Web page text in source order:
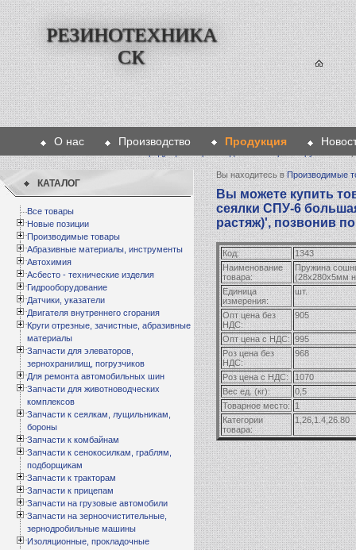
РЕЗИНОТЕХНИКА
СК
О нас Производство Продукция
КАТАЛОГ
Все товары
Новые позиции
Производимые товары
Абразивные материалы, инструменты
Автохимия
Асбесто - технические изделия
Гидрооборудование
Датчики, указатели
Двигателя внутреннего сгорания
Круги отрезные, зачистные, абразивные
материалы
Запчасти для элеваторов,
зернохранилищ, погрузчиков
Для ремонта автомобильных шин
Запчасти для животноводческих
комплексов
Запчасти к сеялкам, лущильникам,
бороны
Запчасти к комбайнам
Запчасти к сенокосилкам, граблям,
подборщикам
Запчасти к тракторам
Запчасти к прицепам
Запчасти на грузовые автомобили
Запчасти на зерноочистительные,
зернодробильные машины
Изоляционные, прокладочные
Вы находитесь вПроизводимые
Вы можете купить
сеялки СПУ-6
растяж)', позвонив
Код:
1343
Наименование
товара:
Пружина
(28х280х5мм
Единица
измерения:
шт.
Опт цена без
НДС:
905
Опт цена с НДС: 995
Роз цена без
НДС:
968
Роз цена с НДС:
1070
Вес ед. (кг):
0,5
Товарное место:
1
Категории
товара:
1,26,1.4,26.80